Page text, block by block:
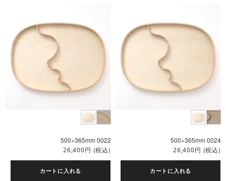
500×365mm 0022
26,400円 (税込)
カートに入れる
500×365mm 0024
26,400円 (税込)
カートに入れる